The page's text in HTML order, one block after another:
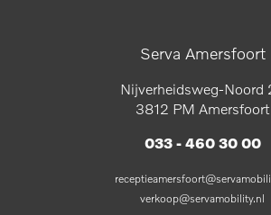
Serva Amersfoort
Nijverheidsweg-Noord
3812 PM Amersfoort
033 - 460 30 00
verkoop@servamobility.nl